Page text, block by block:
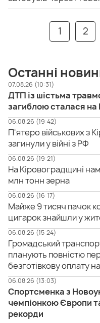
1 2
Останні
07.08.26 (10:31)
ДТП із шістьма
загиблою сталася на
06.08.26 (19:42)
П'ятеро військових з
загинули у війні з РФ
06.08.26 (19:21)
На Кіровоградщині
млн тонн зерна
06.08.26 (16:17)
Майже 9 тисяч пачок
цигарок знайшли у
06.08.26 (15:24)
Громадський
планують повністю
безготівкову оплату
06.08.26 (13:03)
Спортсменка з
чемпіонкою Європи
рекорди